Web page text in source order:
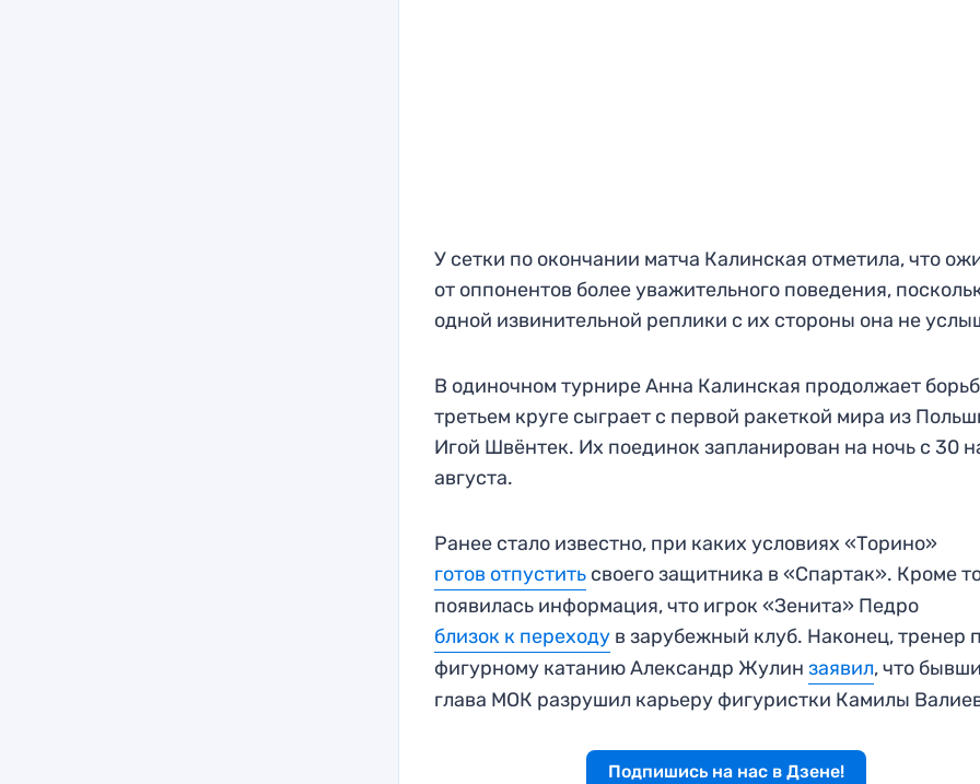
У сетки по окончании матча Калинская отметила, что
от оппонентов более уважительного поведения,
одной извинительной реплики с их стороны она не
В одиночном турнире Анна Калинская продолжает
третьем круге сыграет с первой ракеткой мира из
Игой Швёнтек. Их поединок запланирован на ночь с 30
августа.
Ранее стало известно, при каких условиях «Торино»
готов отпустить своего защитника в «Спартак». Кроме
появилась информация, что игрок «Зенита» Педро
близок к переходу в зарубежный клуб. Наконец, тренер
фигурному катанию Александр Жулинзаявил, что
глава МОК разрушил карьеру фигуристки Камилы
Подпишись на нас в Дзене!